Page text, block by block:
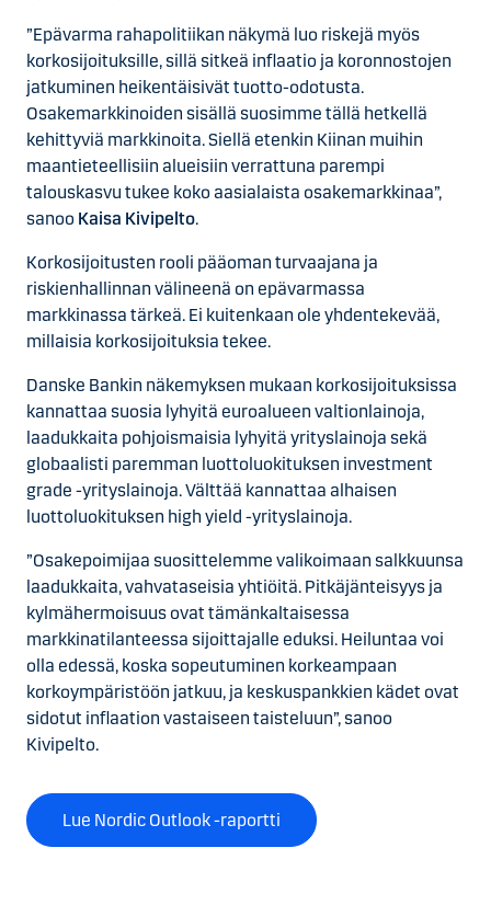
”Epävarma rahapolitiikan näkymä luo riskejä myös
korkosijoituksille, sillä sitkeä inflaatio ja koronnostojen
jatkuminen heikentäisivät tuotto-odotusta.
Osakemarkkinoiden sisällä suosimme tällä hetkellä
kehittyviä markkinoita. Siellä etenkin Kiinan muihin
maantieteellisiin alueisiin verrattuna parempi
talouskasvu tukee koko aasialaista osakemarkkinaa”,
sanoo Kaisa Kivipelto.
Korkosijoitusten rooli pääoman turvaajana ja
riskienhallinnan välineenä on epävarmassa
markkinassa tärkeä. Ei kuitenkaan ole yhdentekevää,
millaisia korkosijoituksia tekee.
Danske Bankin näkemyksen mukaan korkosijoituksissa
kannattaa suosia lyhyitä euroalueen valtionlainoja,
laadukkaita pohjoismaisia lyhyitä yrityslainoja sekä
globaalisti paremman luottoluokituksen investment
grade -yrityslainoja. Välttää kannattaa alhaisen
luottoluokituksen high yield -yrityslainoja.
”Osakepoimijaa suosittelemme valikoimaan salkkuunsa
laadukkaita, vahvataseisia yhtiöitä. Pitkäjänteisyys ja
kylmähermoisuus ovat tämänkaltaisessa
markkinatilanteessa sijoittajalle eduksi. Heiluntaa voi
olla edessä, koska sopeutuminen korkeampaan
korkoympäristöön jatkuu, ja keskuspankkien kädet ovat
sidotut inflaation vastaiseen taisteluun”, sanoo
Kivipelto.
Lue Nordic Outlook -raportti